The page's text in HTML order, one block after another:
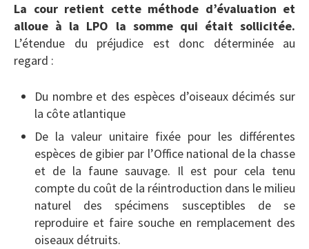
La cour retient cette méthode d’évaluation et
alloue à la LPO la somme qui était sollicitée.
L’étendue du préjudice est donc déterminée au
regard :
Du nombre et des espèces d’oiseaux décimés sur
la côte atlantique
De la valeur unitaire fixée pour les différentes
espèces de gibier par l’Office national de la chasse
et de la faune sauvage. Il est pour cela tenu
compte du coût de la réintroduction dans le milieu
naturel des spécimens susceptibles de se
reproduire et faire souche en remplacement des
oiseaux détruits.